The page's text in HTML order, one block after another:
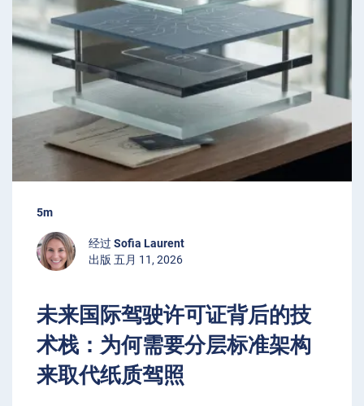
5m
经过 Sofia Laurent
出版 五月 11, 2026
未来国际驾驶许可证背后的技
术栈：为何需要分层标准架构
来取代纸质驾照